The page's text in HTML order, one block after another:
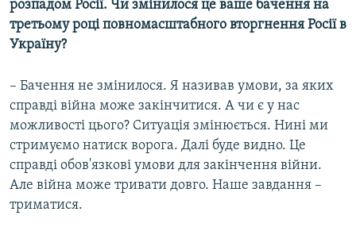
розпадом Росії. Чи змінилося це ваше бачення на
третьому році повномасштабного вторгнення Росії в
Україну?
– Бачення не змінилося. Я називав умови, за яких
справді війна може закінчитися. А чи є у нас
можливості цього? Ситуація змінюється. Нині ми
стримуємо натиск ворога. Далі буде видно. Це
справді обов'язкові умови для закінчення війни.
Але війна може тривати довго. Наше завдання –
триматися.